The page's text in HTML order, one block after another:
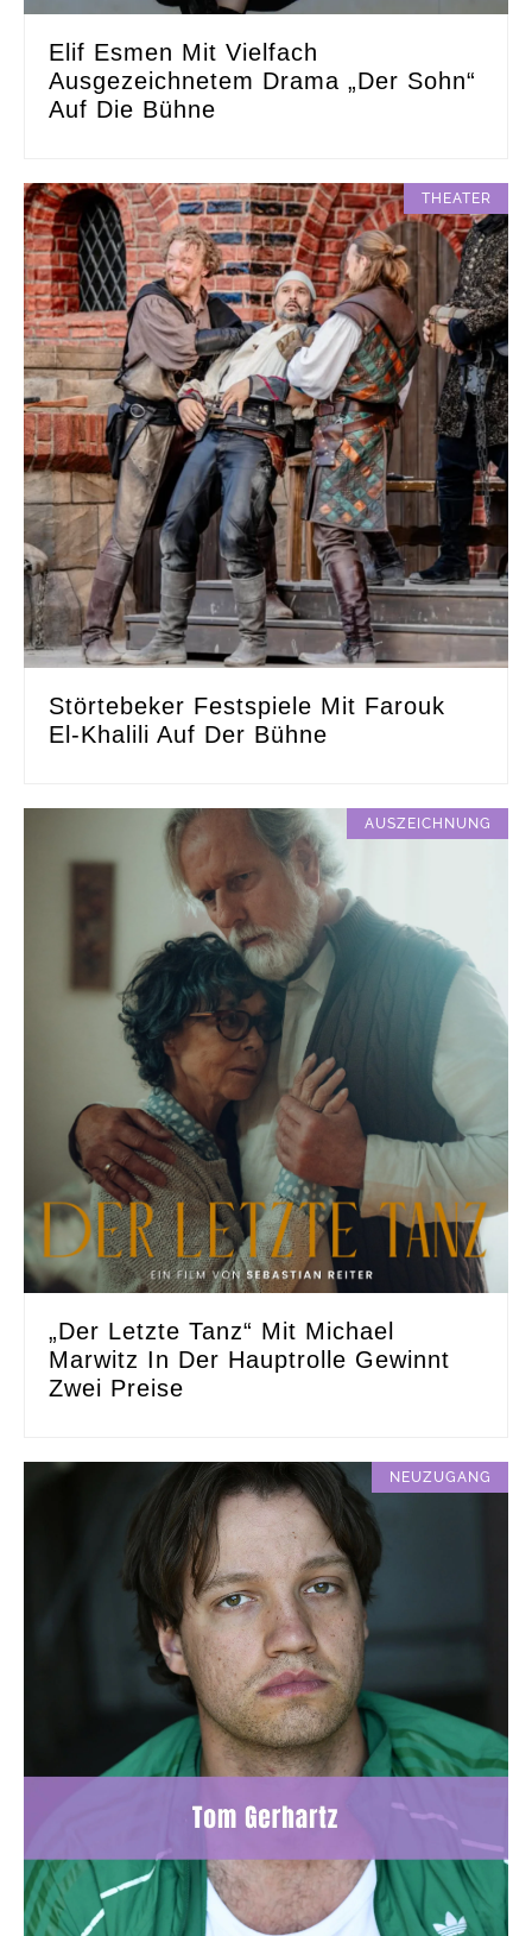
Elif Esmen Mit Vielfach
Ausgezeichnetem Drama „Der Sohn“
Auf Die Bühne
THEATER
Störtebeker Festspiele Mit Farouk
El-Khalili Auf Der Bühne
AUSZEICHNUNG
„Der Letzte Tanz“ Mit Michael
Marwitz In Der Hauptrolle Gewinnt
Zwei Preise
NEUZUGANG